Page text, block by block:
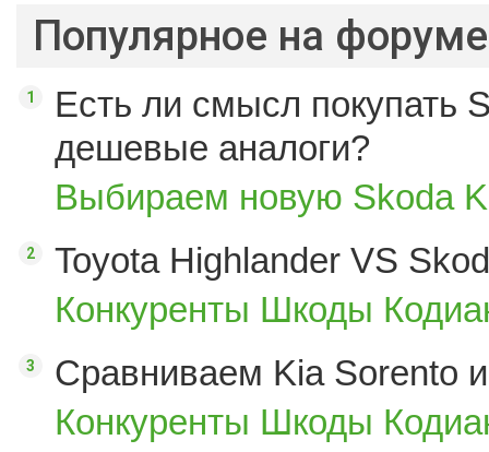
Популярное на форуме
Есть ли смысл покупать
дешевые аналоги?
Выбираем новую Skoda
Toyota Highlander VS
Конкуренты Шкоды
Сравниваем Kia Sorento
Конкуренты Шкоды